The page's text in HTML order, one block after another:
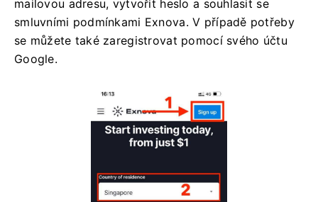
mailovou adresu, vytvořit heslo a souhlasit se
smluvními podmínkami Exnova. V případě potřeby
se můžete také zaregistrovat pomocí svého účtu
Google.